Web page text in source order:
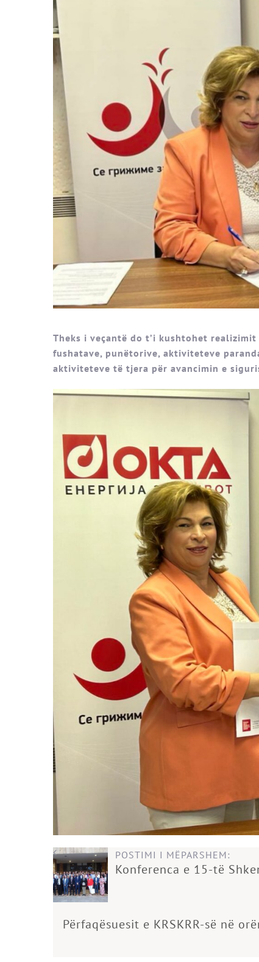
Theks i veçantë do t’i kushtohet
fushatave, punëtorive, aktiviteteve
aktiviteteve të tjera për avancimin e
POSTIMI I MËPARSHEM:
Konferenca e 15-të
Përfaqësuesit e KRSKRR-së në